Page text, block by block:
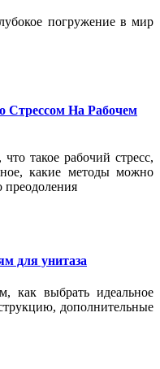
погружение в мир
Стрессом На Рабочем
такое рабочий стресс,
какие методы можно
преодоления
для унитаза
как выбрать идеальное
дополнительные